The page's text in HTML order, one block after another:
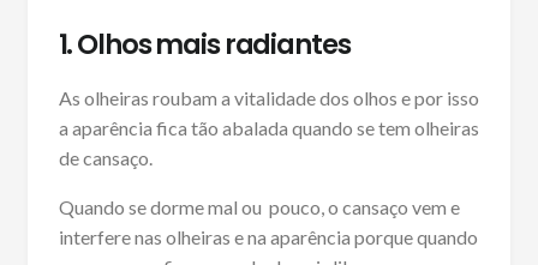
1. Olhos mais radiantes
As olheiras roubam a vitalidade dos olhos e por isso
a aparência fica tão abalada quando se tem olheiras
de cansaço.
Quando se dorme mal ou pouco, o cansaço vem e
interfere nas olheiras e na aparência porque quando